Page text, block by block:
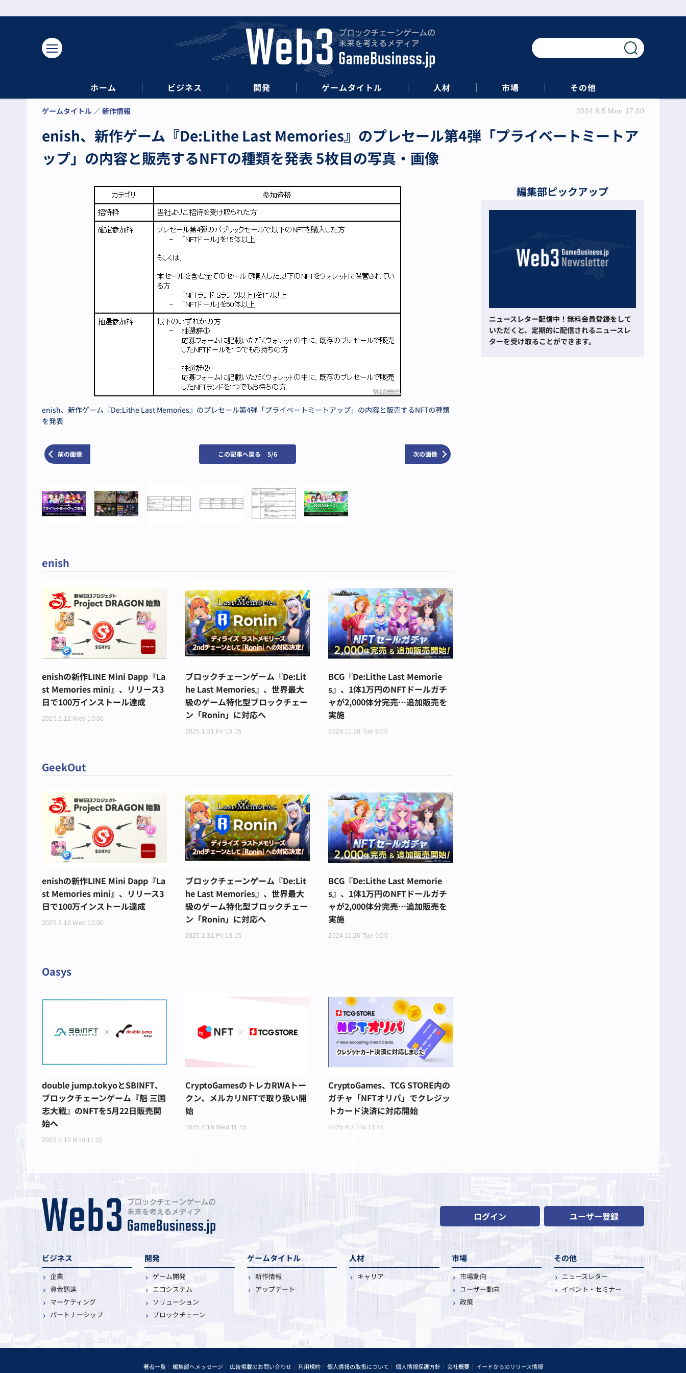
ホーム ビジネス 開発 ゲームタイトル 人材 市場 その他
enish、新作ゲーム『De:Lithe Last Memories』のプレセール第4弾「プライベートミートア
ップ」の内容と販売するNFTの種類を発表 5枚目の写真・画像
ゲームタイトル 新作情報 2024.8.5 Mon 17:00
enish、新作ゲーム『De:Lithe Last Memories』のプレセール第4弾「プライベートミートアップ」の内容と販売するNFTの種類
を発表
前の画像 次の画像
この記事へ戻る 5/6
enish
enishの新作LINE Mini Dapp『La
st Memories mini』、リリース3
日で100万インストール達成
2025.3.12 Wed 15:00
ブロックチェーンゲーム『De:Lit
he Last Memories』、世界最大
級のゲーム特化型ブロックチェー
ン「Ronin」に対応へ
2025.1.31 Fri 13:15
BCG『De:Lithe Last Memorie
s』、1体1万円のNFTドールガチ
ャが2,000体分完売…追加販売を
実施
2024.11.26 Tue 9:00
GeekOut
enishの新作LINE Mini Dapp『La
st Memories mini』、リリース3
日で100万インストール達成
2025.3.12 Wed 15:00
ブロックチェーンゲーム『De:Lit
he Last Memories』、世界最大
級のゲーム特化型ブロックチェー
ン「Ronin」に対応へ
2025.1.31 Fri 13:15
BCG『De:Lithe Last Memorie
s』、1体1万円のNFTドールガチ
ャが2,000体分完売…追加販売を
実施
2024.11.26 Tue 9:00
Oasys
double jump.tokyoとSBINFT、
ブロックチェーンゲーム『魁 三国
志大戦』のNFTを5月22日販売開
始へ
2025.5.19 Mon 11:15
CryptoGamesのトレカRWAトー
クン、メルカリNFTで取り扱い開
始
2025.4.16 Wed 11:15
CryptoGames、TCG STORE内の
ガチャ「NFTオリパ」でクレジッ
トカード決済に対応開始
2025.4.3 Thu 11:45
編集部ピックアップ
ニュースレター配信中！無料会員登録をして
いただくと、定期的に配信されるニュースレ
ターを受け取ることができます。
ログイン ユーザー登録
ビジネス
企業
資金調達
マーケティング
パートナーシップ
開発
ゲーム開発
エコシステム
ソリューション
ブロックチェーン
ゲームタイトル
新作情報
アップデート
人材
キャリア
市場
市場動向
ユーザー動向
政策
その他
ニュースレター
イベント・セミナー
著者一覧 編集部へメッセージ 広告掲載のお問い合わせ 利用規約 個人情報の取扱について 個人情報保護方針 会社概要 イードからのリリース情報